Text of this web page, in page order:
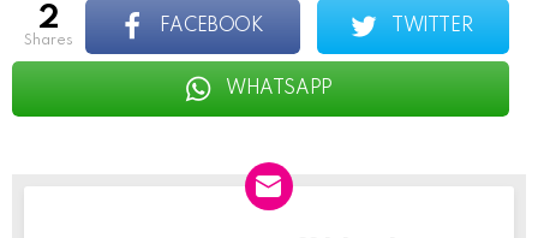
2
shares
FACEBOOK TWITTER
WHATSAPP